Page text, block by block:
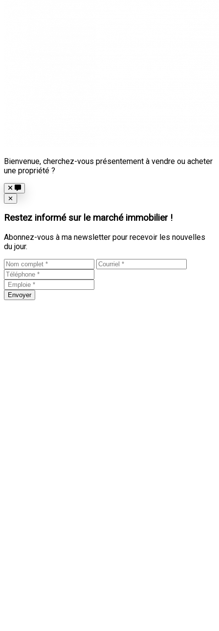
Bienvenue, cherchez-vous présentement à vendre ou acheter
une propriété ?
Close
✕
Restez informé sur le marché immobilier !
Abonnez-vous à ma newsletter pour recevoir les nouvelles
du jour.
Envoyer